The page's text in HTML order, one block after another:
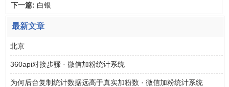
下一篇: 白银
最新文章
北京
360api对接步骤 · 微信加粉统计系统
为何后台复制统计数据远高于真实加粉数 · 微信加粉统计系统